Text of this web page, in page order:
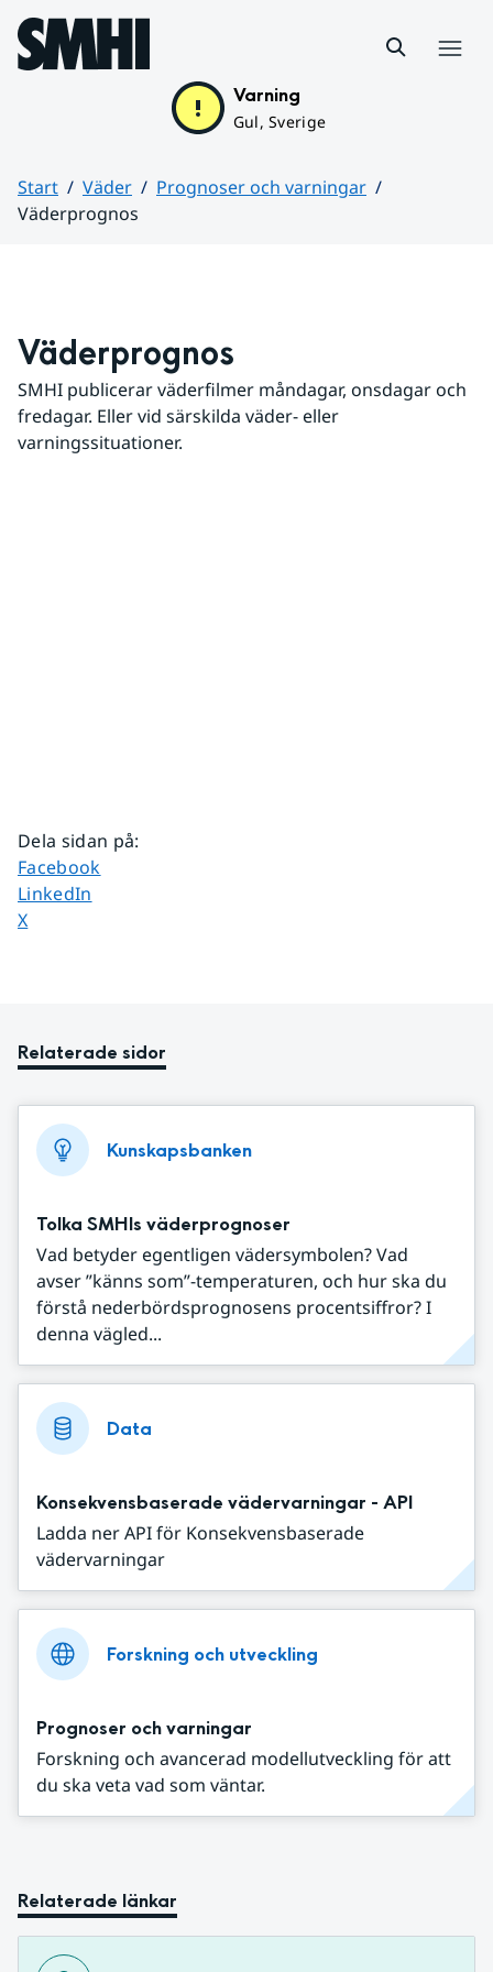
Hoppa till sidans innehåll
Varning
Gul, Sverige
Start Väder
Prognoser och varningar
Väderprognos
Väderprognos
SMHI publicerar väderfilmer måndagar, onsdagar och
fredagar. Eller vid särskilda väder- eller
varningssituationer.
Dela sidan på:
Dela sidan på
Facebook
Dela sidan på
LinkedIn
Dela sidan på
X
Relaterade sidor
Kunskapsbanken
Tolka SMHIs väderprognoser
Vad betyder egentligen vädersymbolen? Vad
avser ”känns som”-temperaturen, och hur ska du
förstå nederbördsprognosens procentsiffror? I
denna vägled...
Data
Konsekvensbaserade vädervarningar - API
Ladda ner API för Konsekvensbaserade
vädervarningar
Forskning och utveckling
Prognoser och varningar
Forskning och avancerad modellutveckling för att
du ska veta vad som väntar.
Relaterade länkar